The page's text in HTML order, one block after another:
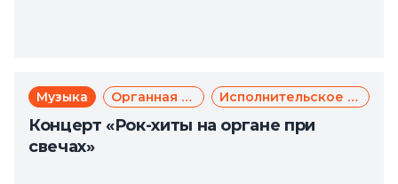
Музыка Органная музыка Исполнительское искусство
Концерт «Рок-хиты на органе при
свечах»